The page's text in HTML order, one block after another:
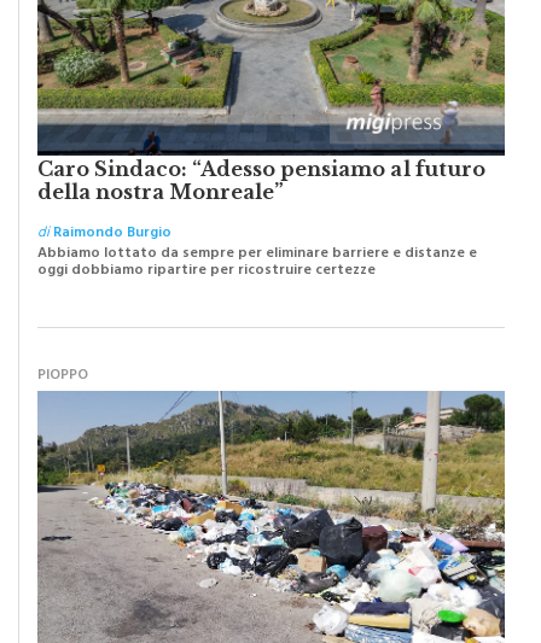
Caro Sindaco: “Adesso pensiamo al futuro
della nostra Monreale”
diRaimondo Burgio